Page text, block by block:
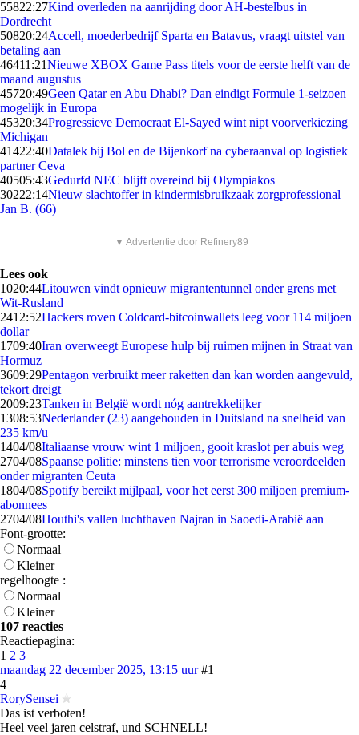
55822:27Kind overleden na aanrijding door AH-bestelbus in
Dordrecht
50820:24Accell, moederbedrijf Sparta en Batavus, vraagt uitstel van
betaling aan
46411:21Nieuwe XBOX Game Pass titels voor de eerste helft van de
maand augustus
45720:49Geen Qatar en Abu Dhabi? Dan eindigt Formule 1-seizoen
mogelijk in Europa
45320:34Progressieve Democraat El-Sayed wint nipt voorverkiezing
Michigan
41422:40Datalek bij Bol en de Bijenkorf na cyberaanval op logistiek
partner Ceva
40505:43Gedurfd NEC blijft overeind bij Olympiakos
30222:14Nieuw slachtoffer in kindermisbruikzaak zorgprofessional
Jan B. (66)
▼ Advertentie door Refinery89
Lees ook
1020:44Litouwen vindt opnieuw migrantentunnel onder grens met
Wit-Rusland
2412:52Hackers roven Coldcard-bitcoinwallets leeg voor 114 miljoen
dollar
1709:40Iran overweegt Europese hulp bij ruimen mijnen in Straat van
Hormuz
3609:29Pentagon verbruikt meer raketten dan kan worden aangevuld,
tekort dreigt
2009:23Tanken in België wordt nóg aantrekkelijker
1308:53Nederlander (23) aangehouden in Duitsland na snelheid van
235 km/u
1404/08Italiaanse vrouw wint 1 miljoen, gooit kraslot per abuis weg
2704/08Spaanse politie: minstens tien voor terrorisme veroordeelden
onder migranten Ceuta
1804/08Spotify bereikt mijlpaal, voor het eerst 300 miljoen premium-
abonnees
2704/08Houthi's vallen luchthaven Najran in Saoedi-Arabië aan
Font-grootte:
Normaal
Kleiner
regelhoogte :
Normaal
Kleiner
107 reacties
Reactiepagina:
1 2 3
maandag 22 december 2025, 13:15 uur #1
4
RorySensei
Das ist verboten!
Heel veel jaren celstraf, und SCHNELL!